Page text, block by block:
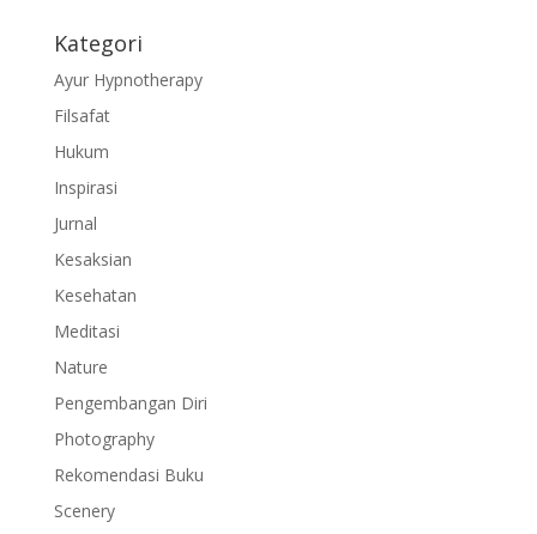
Kategori
Ayur Hypnotherapy
Filsafat
Hukum
Inspirasi
Jurnal
Kesaksian
Kesehatan
Meditasi
Nature
Pengembangan Diri
Photography
Rekomendasi Buku
Scenery